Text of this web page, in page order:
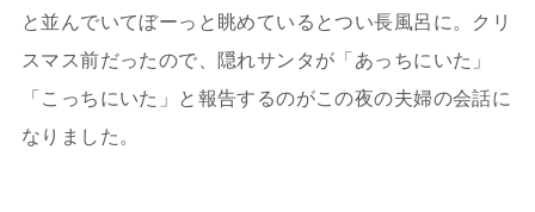
と並んでいてぼーっと眺めているとつい長風呂に。クリ
スマス前だったので、隠れサンタが「あっちにいた」
「こっちにいた」と報告するのがこの夜の夫婦の会話に
なりました。